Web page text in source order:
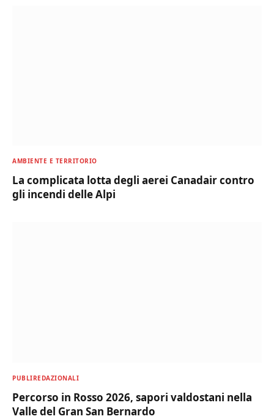
AMBIENTE E TERRITORIO
La complicata lotta degli aerei Canadair contro
gli incendi delle Alpi
PUBLIREDAZIONALI
Percorso in Rosso 2026, sapori valdostani nella
Valle del Gran San Bernardo